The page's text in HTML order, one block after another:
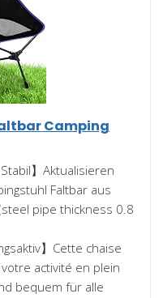
Camping
】Aktualisieren
Faltbar aus
pipe thickness 0.8
】Cette chaise
activité en plein
bequem für alle